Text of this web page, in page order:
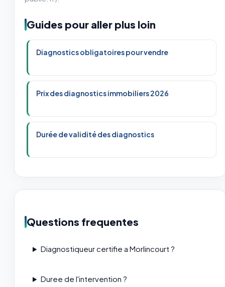
Guides pour aller plus loin
Diagnostics obligatoires pour vendre
Prix des diagnostics immobiliers 2026
Durée de validité des diagnostics
Questions frequentes
Diagnostiqueur certifie a Morlincourt ?
Duree de l'intervention ?